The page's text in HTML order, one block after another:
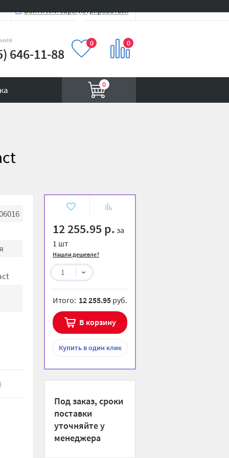
Войти или зарегистрироваться
646-11-88
0 0
0
Вход на сайт
12 255.95 р. за
1 шт
Нашли дешевле?
1
Итого: 12 255.95 руб.
В корзину
Купитьв один клик
Под заказ, сроки
поставки
уточняйте у
менеджера